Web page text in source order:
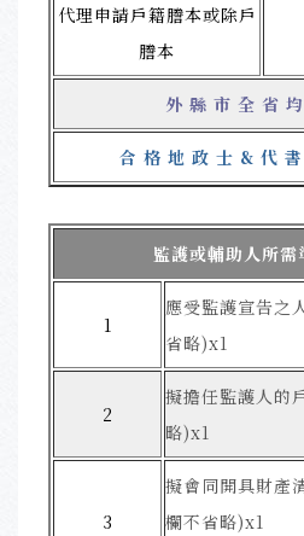
代理申請戶籍謄本或除戶
謄本
外 縣 市 全 省
合 格 地 政 士 & 代
監護或輔助人所需
1
應受監護宣告之
省略)x1
2
擬擔任監護人的
略)x1
3
擬會同開具財產
欄不省略)x1